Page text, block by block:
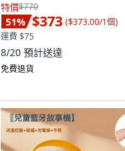
特價$770
51% $373 ($373.00/1個)
運費 $75
8/20 預計送達
免費退貨